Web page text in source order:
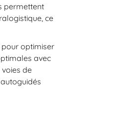
permettent
ce
pour optimiser
avec
de